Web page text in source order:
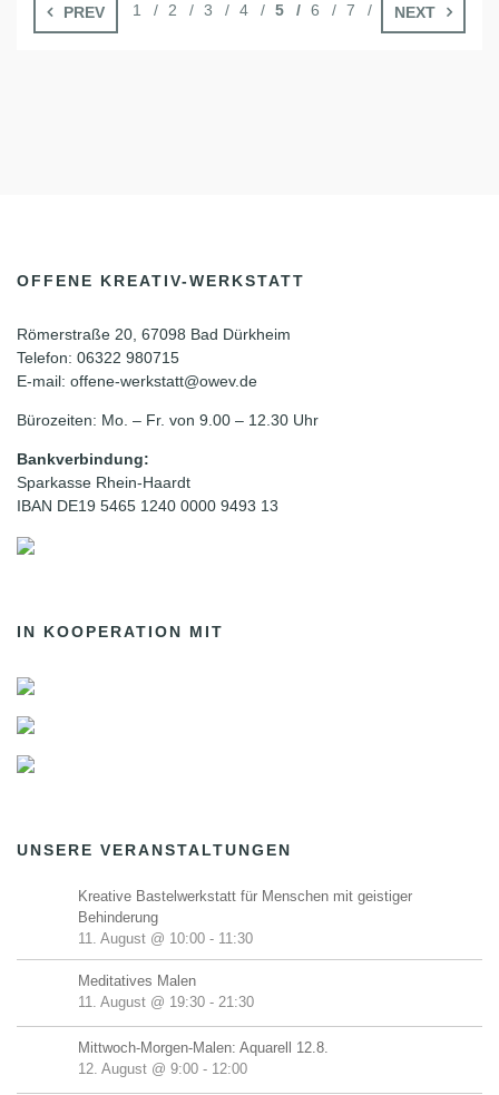
PREV 1 2 3 4 5 6 7 NEXT
OFFENE KREATIV-WERKSTATT
Römerstraße 20, 67098 Bad Dürkheim
Telefon: 06322 980715
E-mail: offene-werkstatt@owev.de
Bürozeiten: Mo. – Fr. von 9.00 – 12.30 Uhr
Bankverbindung:
Sparkasse Rhein-Haardt
IBAN DE19 5465 1240 0000 9493 13
IN KOOPERATION MIT
UNSERE VERANSTALTUNGEN
Kreative Bastelwerkstatt für Menschen mit geistiger
Behinderung
11. August @ 10:00 - 11:30
Meditatives Malen
11. August @ 19:30 - 21:30
Mittwoch-Morgen-Malen: Aquarell 12.8.
12. August @ 9:00 - 12:00